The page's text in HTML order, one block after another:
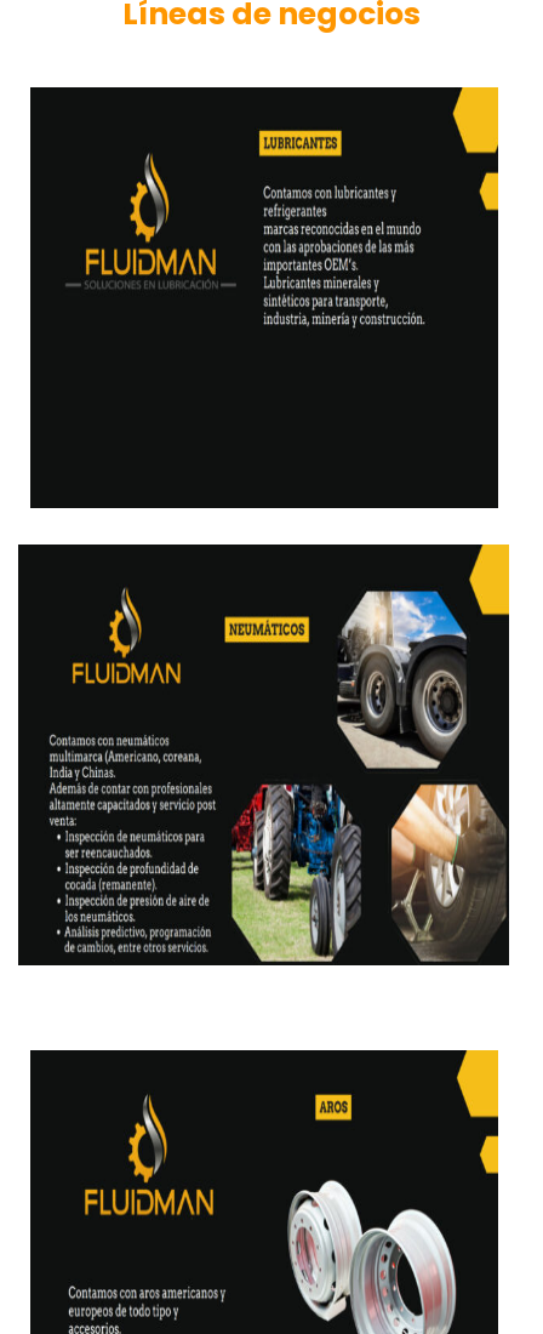
Líneas de negocios